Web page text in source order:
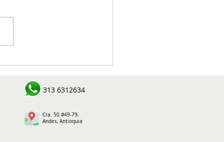
electo Abelardo
Espriella durante
313 6312634
Cra. 50 #49-79,
Andes, Antioquia